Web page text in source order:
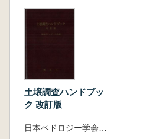
土壌調査ハンドブッ
ク 改訂版